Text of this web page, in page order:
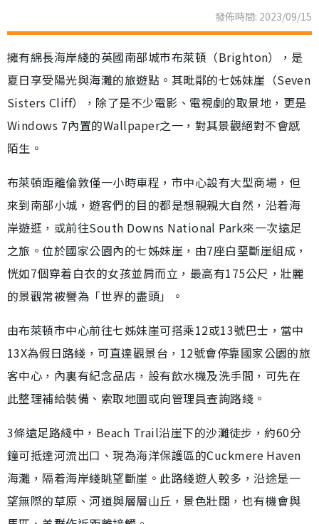
發佈時間: 2023/09/15
擁有綿長海岸綫的英國南部城市布萊頓（Brighton），是
夏日享受陽光與海灘的旅遊點。其毗鄰的七姊妹崖（Seven
Sisters Cliff），除了是不少電影、電視劇的取景地，更是
Windows 7內置的Wallpaper之一，對其景觀絕對不會感
陌生。
布萊頓距離倫敦僅一小時車程，市中心設有大型商場，但
來到南部小城，遊客們的目的都是想親親大自然，沿着海
岸遊逛，或前往South Downs National Park來一次遠足
之旅。位於國家公園內的七姊妹崖，由7座白堊斷崖組成，
恍如7個穿着白衣的女孩並肩而立，最高有175公尺，壯麗
的景觀常被譽為「世界的盡頭」。
由布萊頓市中心前往七姊妹崖可搭乘12或13號巴士，當中
13X為假日路綫，可直達觀景台，12號會停靠國家公園的旅
客中心，內裏有紀念品店，設有飲水機及洗手間，可先在
此整理補給裝備、索取地圖或向管理員查詢路綫。
3條遠足路綫中，Beach Trail沿崖下的沙灘徒步，約60分
鐘可抵達河流出口、現為海洋保護區的Cuckmere Haven
海灘，隔着海岸綫眺望斷崖。此路綫遊人較多，沿途是一
望無際的草原、河道與層層山丘，景色壯闊，也有機會與